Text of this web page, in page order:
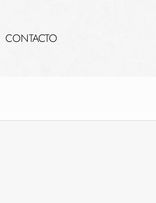
CONTACTO